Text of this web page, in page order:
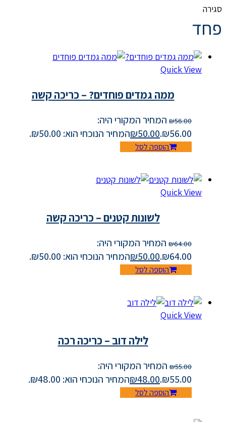
סגירה
פחד
Quick View
ממה גמדים פוחדים? – כריכה קשה
₪56.00
המחיר המקורי היה:
₪56.00.
₪50.00 המחיר הנוכחי הוא: ₪50.00.
הוספה לסל
Quick View
לשונות קטנים – כריכה קשה
₪64.00
המחיר המקורי היה:
₪64.00.
₪50.00 המחיר הנוכחי הוא: ₪50.00.
הוספה לסל
Quick View
לילה דוב – כריכה רכה
₪55.00
המחיר המקורי היה:
₪55.00.
₪48.00 המחיר הנוכחי הוא: ₪48.00.
הוספה לסל